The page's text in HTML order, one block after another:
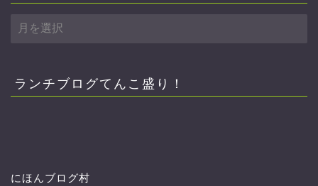
ー
ブ
ランチブログてんこ盛り！
にほんブログ村